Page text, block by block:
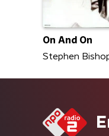
On And On
Stephen